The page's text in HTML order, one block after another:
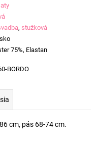
, stužková
75%, Elastan
BORDO
cm, pás 68-74 cm.